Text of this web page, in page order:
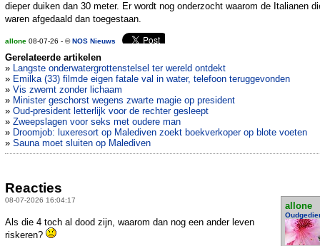
dieper duiken dan 30 meter. Er wordt nog onderzocht waarom de Italianen
waren afgedaald dan toegestaan.
allone 08-07-26 - ©NOS Nieuws
Gerelateerde artikelen
» Langste onderwatergrottenstelsel ter wereld ontdekt
» Emilka (33) filmde eigen fatale val in water, telefoon teruggevonden
» Vis zwemt zonder lichaam
» Minister geschorst wegens zwarte magie op president
» Oud-president letterlijk voor de rechter gesleept
» Zweepslagen voor seks met oudere man
» Droomjob: luxeresort op Malediven zoekt boekverkoper op blote voeten
» Sauna moet sluiten op Malediven
Reacties
08-07-2026 16:04:17
allone
Als die 4 toch al dood zijn, waarom dan nog een ander leven
riskeren?